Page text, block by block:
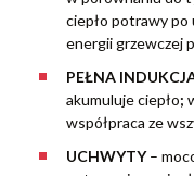
ciepło potrawy po
energii grzewczej
PEŁNA
akumuluje ciepło;
współpraca ze
UCHWYTY–